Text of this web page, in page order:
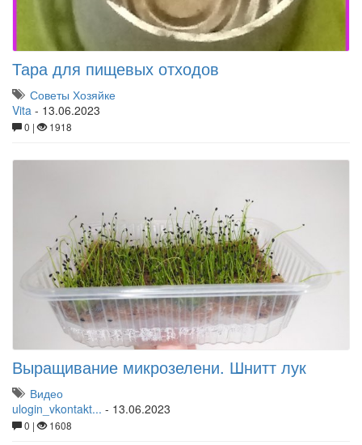
Тара для пищевых отходов
Советы Хозяйке
Vita - 13.06.2023
0 | 1918
Выращивание микрозелени. Шнитт лук
Видео
ulogin_vkontakt... - 13.06.2023
0 | 1608